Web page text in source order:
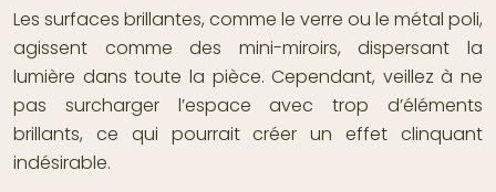
Les surfaces brillantes, comme le verre ou le métal poli,
agissent comme des mini-miroirs, dispersant la
lumière dans toute la pièce. Cependant, veillez à ne
pas surcharger l’espace avec trop d’éléments
brillants, ce qui pourrait créer un effet clinquant
indésirable.